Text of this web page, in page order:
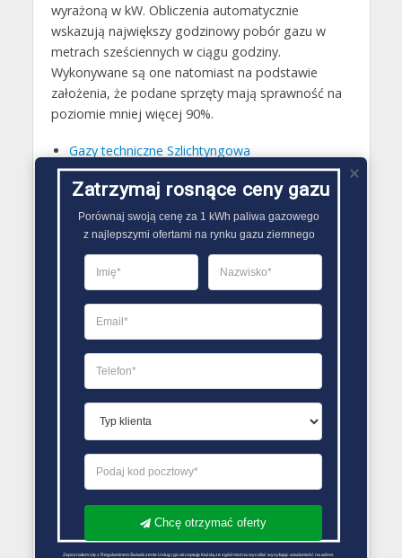
wyrażoną w kW. Obliczenia automatycznie
wskazują największy godzinowy pobór gazu w
metrach sześciennych w ciągu godziny.
Wykonywane są one natomiast na podstawie
założenia, że podane sprzęty mają sprawność na
poziomie mniej więcej 90%.
Gazy techniczne Szlichtyngowa
Butle gazowe Szlichtyngowa
Gaz płynny Szlichtyngowa
LPG Szlichtyngowa
Dostawcy gazu Szlichtyngowa
Zatrzymaj rosnące ceny gazu
Porównaj swoją cenę za 1 kWh paliwa gazowego
z najlepszymi ofertami na rynku gazu ziemnego
Chcę otrzymać oferty
Zapoznałem się z Regulaminem Świadczenie Usług i go akceptuję Każdą ze zgód można wycofać wysyłając wiadomość na adres